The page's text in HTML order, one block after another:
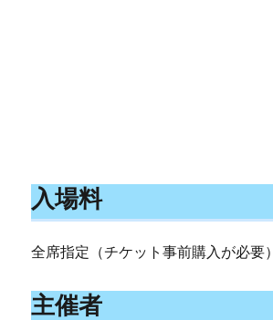
入場料
全席指定（チケット事前購入が必要）
主催者